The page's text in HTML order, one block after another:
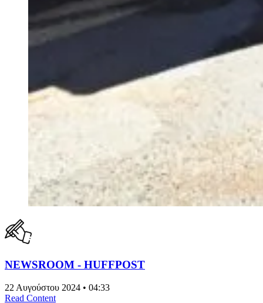
NEWSROOM - HUFFPOST
22 Αυγούστου 2024 • 04:33
Read Content